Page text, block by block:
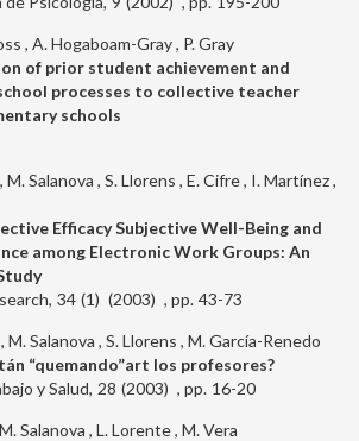
A. Hogaboam-Gray P. Gray
of prior student achievement and
processes to collective teacher
schools
M. Salanova S. Llorens E. Cifre I. Martínez
Efficacy Subjective Well-Being and
among Electronic Work Groups: An
34 1 2003 43-73
M. Salanova S. Llorens M. García-Renedo
“quemando”art los profesores?
y Salud 28 2003 16-20
M. Salanova L. Lorente M. Vera